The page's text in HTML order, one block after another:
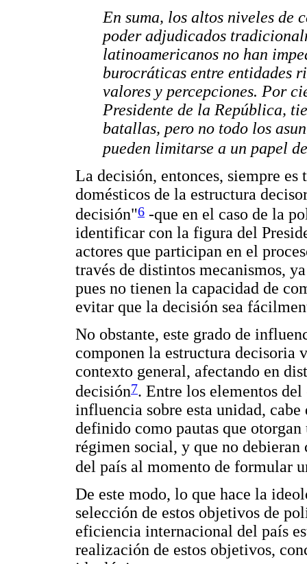
En suma, los altos niveles de
poder adjudicados
latinoamericanos no han
burocráticas entre entidades
valores y percepciones. Por
Presidente de la República,
batallas, pero no todo los
pueden limitarse a un papel
La decisión, entonces, siempre es
domésticos de la estructura
decisión"6 -que en el caso de la
identificar con la figura del
actores que participan en el
través de distintos mecanismos,
pues no tienen la capacidad de
evitar que la decisión sea
No obstante, este grado de
componen la estructura decisoria
contexto general, afectando en
decisión7. Entre los elementos
influencia sobre esta unidad,
definido como pautas que
régimen social, y que no
del país al momento de formular
De este modo, lo que hace la
selección de estos objetivos de
eficiencia internacional del país
realización de estos objetivos,